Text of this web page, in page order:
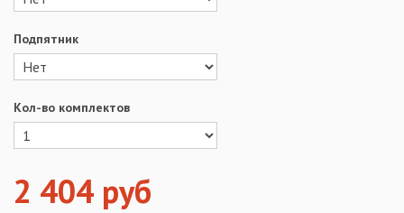
Подпятник
Кол-во комплектов
2 404 руб